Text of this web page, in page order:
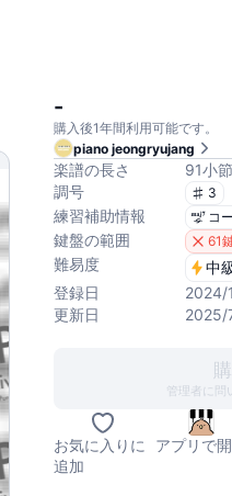
-
購入後1年間利用可能です。
piano jeongryujang
楽譜の長さ 91小節
調号
3
練習補助情報 コ
鍵盤の範囲 61
難易度
中
登録日
2024/
更新日
2025/
管理者に問
お気に入りに
追加
アプリで開